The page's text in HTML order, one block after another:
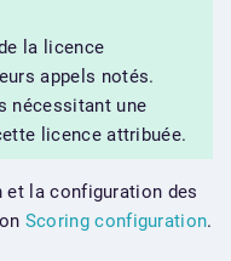
la licence
appels notés.
nécessitant une
licence attribuée.
et la configuration des
Scoring configuration.